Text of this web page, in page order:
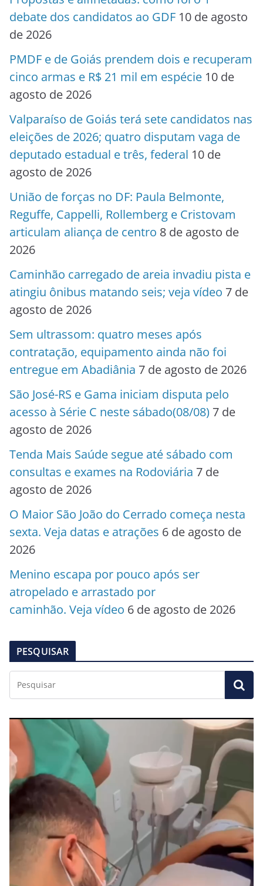
debate dos candidatos ao GDF 10 de agosto
de 2026
PMDF e de Goiás prendem dois e recuperam
cinco armas e R$ 21 mil em espécie 10 de
agosto de 2026
Valparaíso de Goiás terá sete candidatos nas
eleições de 2026; quatro disputam vaga de
deputado estadual e três, federal 10 de
agosto de 2026
União de forças no DF: Paula Belmonte,
Reguffe, Cappelli, Rollemberg e Cristovam
articulam aliança de centro 8 de agosto de
2026
Caminhão carregado de areia invadiu pista e
atingiu ônibus matando seis; veja vídeo 7 de
agosto de 2026
Sem ultrassom: quatro meses após
contratação, equipamento ainda não foi
entregue em Abadiânia 7 de agosto de 2026
São José-RS e Gama iniciam disputa pelo
acesso à Série C neste sábado(08/08) 7 de
agosto de 2026
Tenda Mais Saúde segue até sábado com
consultas e exames na Rodoviária 7 de
agosto de 2026
O Maior São João do Cerrado começa nesta
sexta. Veja datas e atrações 6 de agosto de
2026
Menino escapa por pouco após ser
atropelado e arrastado por
caminhão. Veja vídeo 6 de agosto de 2026
PESQUISAR